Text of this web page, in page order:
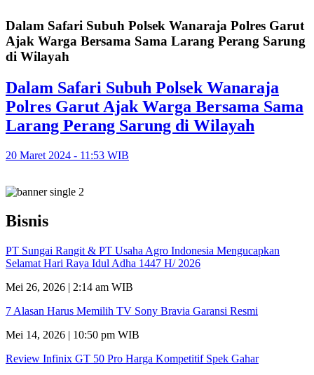
Dalam Safari Subuh Polsek Wanaraja Polres Garut
Ajak Warga Bersama Sama Larang Perang Sarung
di Wilayah
Dalam Safari Subuh Polsek Wanaraja
Polres Garut Ajak Warga Bersama Sama
Larang Perang Sarung di Wilayah
20 Maret 2024 - 11:53 WIB
Bisnis
PT Sungai Rangit & PT Usaha Agro Indonesia Mengucapkan
Selamat Hari Raya Idul Adha 1447 H/ 2026
Mei 26, 2026 | 2:14 am WIB
7 Alasan Harus Memilih TV Sony Bravia Garansi Resmi
Mei 14, 2026 | 10:50 pm WIB
Review Infinix GT 50 Pro Harga Kompetitif Spek Gahar